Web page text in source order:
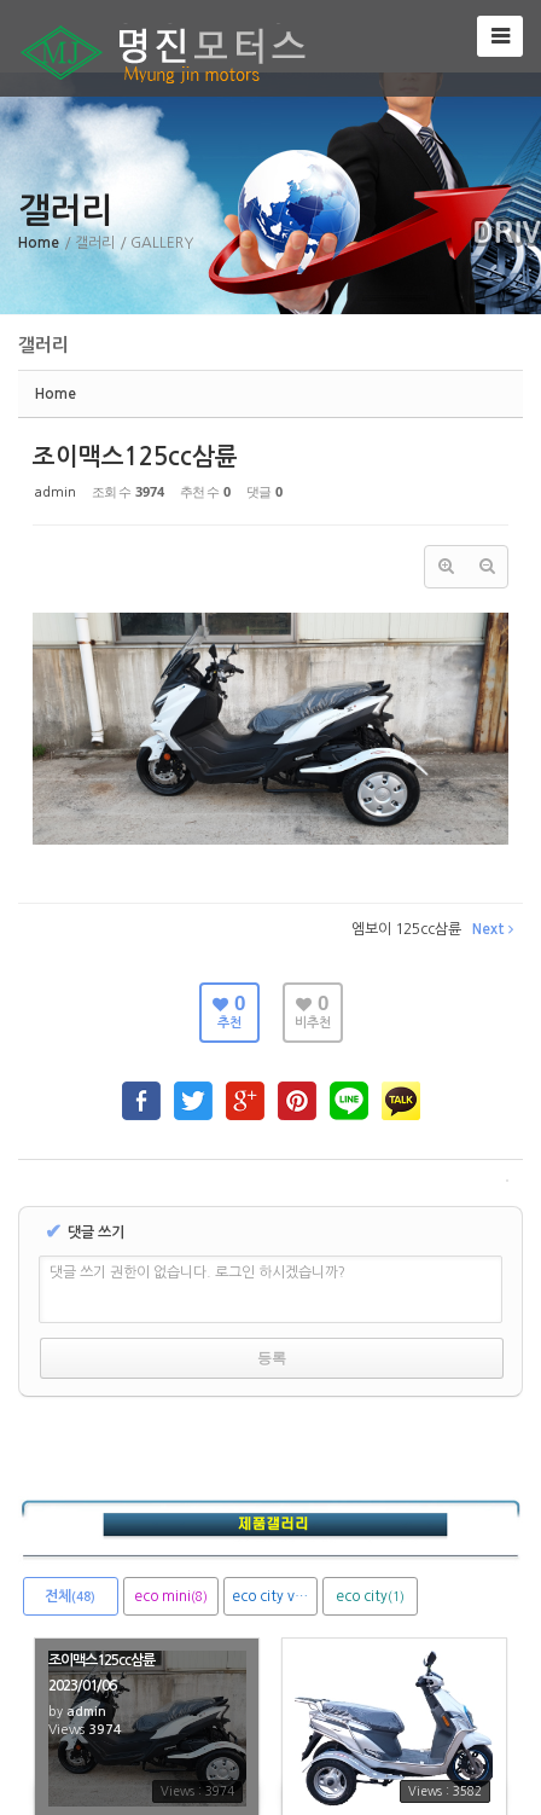
갤러리
Home / 갤러리 / GALLERY
갤러리
Home
조이맥스125cc삼륜
admin 조회 수 3974 추천 수 0 댓글 0
엠보이 125cc삼륜 Next
0
추천
0
비추천
✔ 댓글 쓰기
댓글 쓰기 권한이 없습니다. 로그인 하시겠습니까?
전체 (48) eco mini (8) eco city van eco city(1)
Views : 3974
조이맥스125cc삼륜
2023/01/06
by admin
Views 3974
Views : 3582
3582
Sketchbook5, 스케치북5
Sketchbook5, 스케치북5